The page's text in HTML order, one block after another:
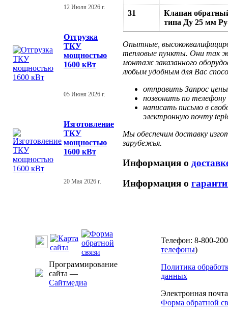
12 Июля 2026 г.
Отгрузка
ТКУ
мощностью
1600 кВт
05 Июня 2026 г.
Изготовление
ТКУ
мощностью
1600 кВт
20 Мая 2026 г.
31
Клапан
типа Ду 25 мм
Опытные,
тепловые пункты. Они так
монтаж заказанного
любым удобным для Вас
отправить Запрос цены
позвонить по
написать письмо в
электронную почту
Мы обеспечим доставку
зарубежья.
Информация о
Информация о
Программирование
сайта —
Сайтмедиа
Телефон: 8-800-
телефоны)
Политика
данных
Электронная
Форма обратной